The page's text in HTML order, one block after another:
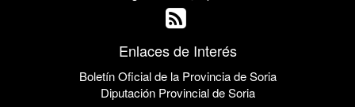
Enlaces de Interés
Boletín Oficial de la Provincia de Soria
Diputación Provincial de Soria